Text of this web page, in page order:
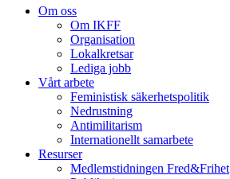
Om oss
Om IKFF
Organisation
Lokalkretsar
Lediga jobb
Vårt arbete
Feministisk säkerhetspolitik
Nedrustning
Antimilitarism
Internationellt samarbete
Resurser
Medlemstidningen Fred&Frihet